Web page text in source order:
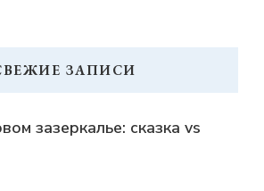
ЗАПИСИ
зазеркалье: сказка vs